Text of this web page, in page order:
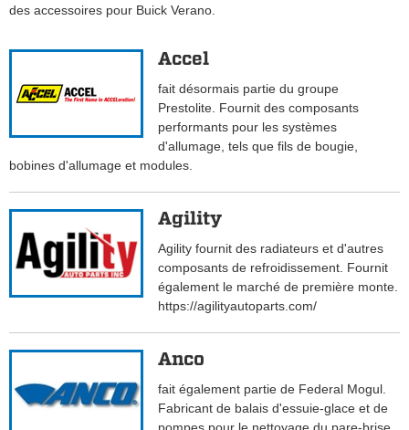
des accessoires pour Buick Verano.
Accel
fait désormais partie du groupe
Prestolite. Fournit des composants
performants pour les systèmes
d'allumage, tels que fils de bougie,
bobines d'allumage et modules.
Agility
Agility fournit des radiateurs et d'autres
composants de refroidissement. Fournit
également le marché de première monte.
https://agilityautoparts.com/
Anco
fait également partie de Federal Mogul.
Fabricant de balais d'essuie-glace et de